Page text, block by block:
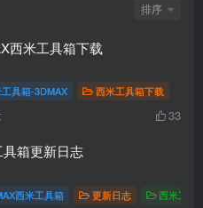
排序
西米工具箱下载
具箱-3DMAX 西米工具箱下载
33
箱更新日志
西米工具箱 更新日志 西米工具